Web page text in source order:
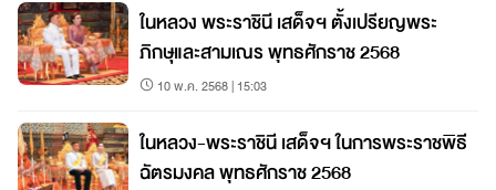
ในหลวง พระราชินี เสด็จฯ ตั้งเปรียญพระ
ภิกษุและสามเณร พุทธศักราช 2568
10 พ.ค. 2568 | 15:03
ในหลวง-พระราชินี เสด็จฯ ในการพระราชพิธี
ฉัตรมงคล พุทธศักราช 2568